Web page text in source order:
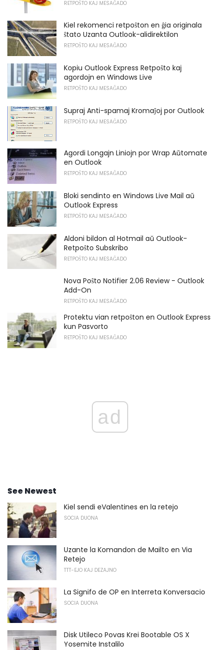
RETPOŜTO KAJ MESAĜADO
Kiel rekomenci retpoŝton en ĝia originala
ŝtato Uzanta Outlook-alidirektilon
RETPOŜTO KAJ MESAĜADO
Kopiu Outlook Express Retpoŝto kaj
agordojn en Windows Live
RETPOŜTO KAJ MESAĜADO
Supraj Anti-spamaj Kromaĵoj por Outlook
RETPOŜTO KAJ MESAĜADO
Agordi Longajn Liniojn por Wrap Aŭtomate
en Outlook
RETPOŜTO KAJ MESAĜADO
Bloki sendinto en Windows Live Mail aŭ
Outlook Express
RETPOŜTO KAJ MESAĜADO
Aldoni bildon al Hotmail aŭ Outlook-
Retpoŝto Subskribo
RETPOŜTO KAJ MESAĜADO
Nova Poŝto Notifier 2.06 Review - Outlook
Add-On
RETPOŜTO KAJ MESAĜADO
Protektu vian retpoŝton en Outlook Express
kun Pasvorto
RETPOŜTO KAJ MESAĜADO
ad
See Newest
Kiel sendi eValentines en la retejo
SOCIA DUONA
Uzante la Komandon de Mailto en Via
Retejo
TTT-EJO KAJ DEZAJNO
La Signifo de OP en Interreta Konversacio
SOCIA DUONA
Disk Utileco Povas Krei Bootable OS X
Yosemite Instalilo